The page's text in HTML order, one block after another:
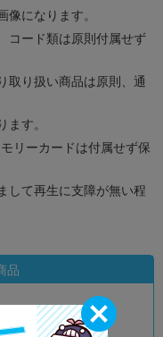
になります。
コード類は原則付属せず
取り扱い商品は原則、通
ます。
リーカードは付属せず保
して再生に支障が無い程
品